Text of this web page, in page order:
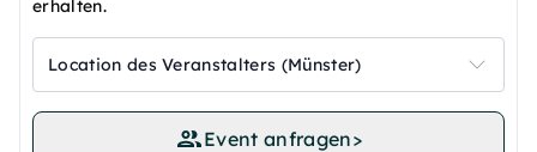
erhalten.
Location des Veranstalters (Münster)
Event anfragen>